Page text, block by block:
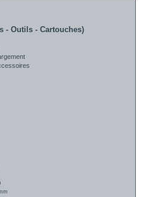
- Outils - Cartouches)